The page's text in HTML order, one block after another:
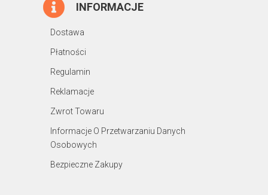
INFORMACJE
Dostawa
Płatności
Regulamin
Reklamacje
Zwrot Towaru
Informacje O Przetwarzaniu Danych
Osobowych
Bezpieczne Zakupy